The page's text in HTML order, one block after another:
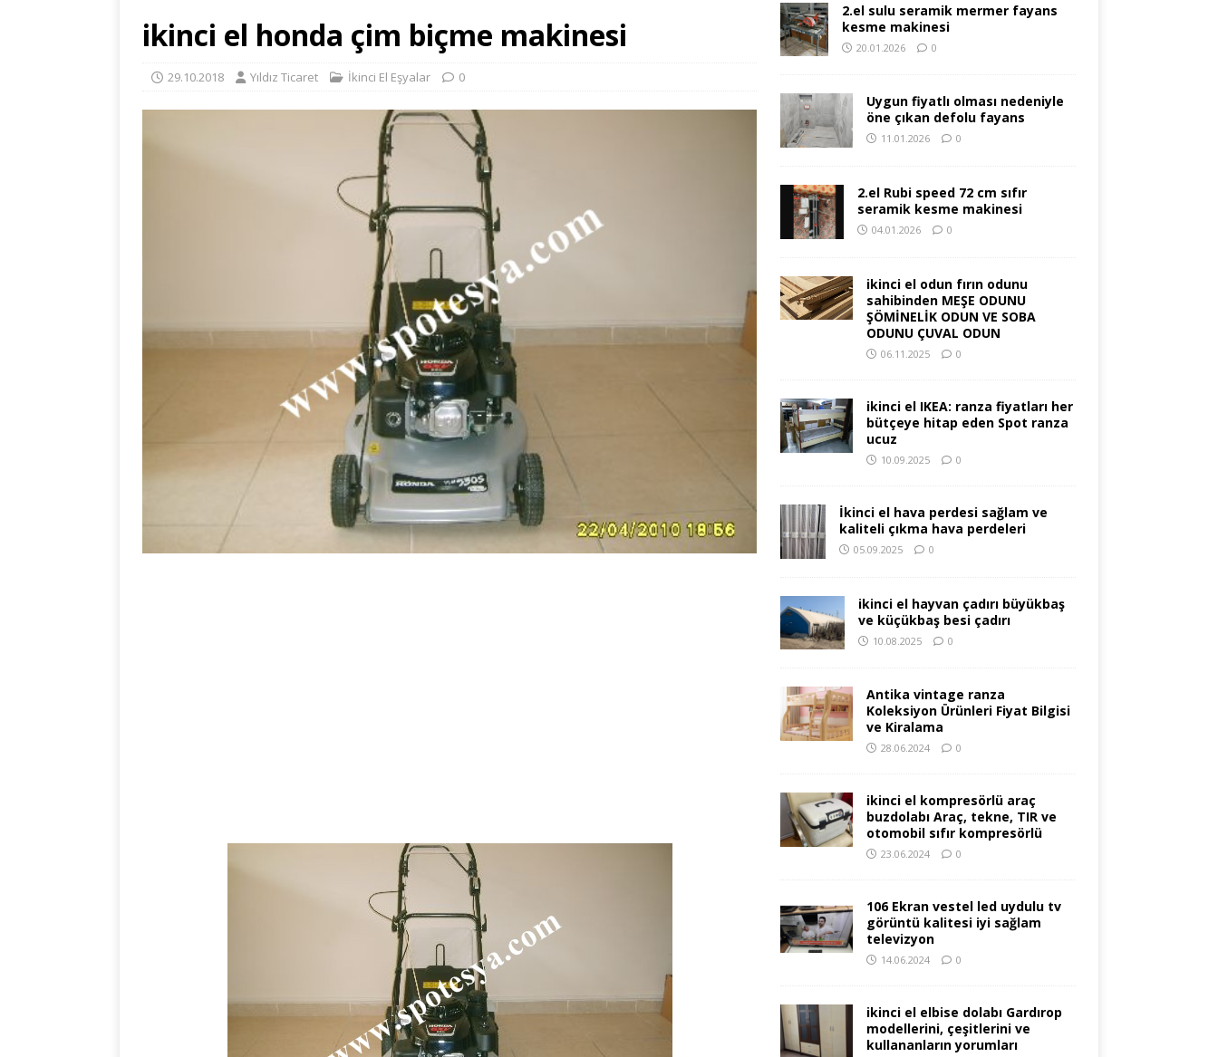
ikinci el honda çim biçme makinesi
29.10.2018 Yıldız Ticaret İkinci El Eşyalar 0
2.el sulu seramik mermer fayans
kesme makinesi
20.01.2026 0
Uygun fiyatlı olması nedeniyle
öne çıkan defolu fayans
11.01.2026 0
2.el Rubi speed 72 cm sıfır
seramik kesme makinesi
04.01.2026 0
ikinci el odun fırın odunu
sahibinden MEŞE ODUNU
ŞÖMİNELİK ODUN VE SOBA
ODUNU ÇUVAL ODUN
06.11.2025 0
ikinci el IKEA: ranza fiyatları her
bütçeye hitap eden Spot ranza
ucuz
10.09.2025 0
İkinci el hava perdesi sağlam ve
kaliteli çıkma hava perdeleri
05.09.2025 0
ikinci el hayvan çadırı büyükbaş
ve küçükbaş besi çadırı
10.08.2025 0
Antika vintage ranza
Koleksiyon Ürünleri Fiyat Bilgisi
ve Kiralama
28.06.2024 0
ikinci el kompresörlü araç
buzdolabı Araç, tekne, TIR ve
otomobil sıfır kompresörlü
23.06.2024 0
106 Ekran vestel led uydulu tv
görüntü kalitesi iyi sağlam
televizyon
14.06.2024 0
ikinci el elbise dolabı Gardırop
modellerini, çeşitlerini ve
kullananların yorumları